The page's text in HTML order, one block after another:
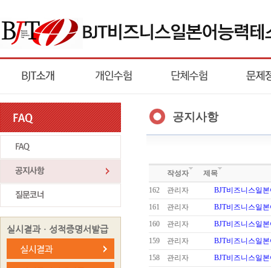
실시결과ㆍ성적증명서발급
공지사항
작성자
제목
162
관리자
BJT비즈니스일
161
관리자
BJT비즈니스일
160
관리자
BJT비즈니스일
159
관리자
BJT비즈니스일
158
관리자
BJT비즈니스일